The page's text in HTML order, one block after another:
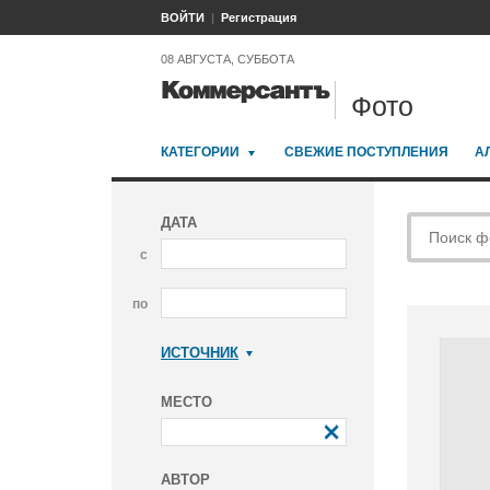
ВОЙТИ Регистрация
08 АВГУСТА, СУББОТА
Фото
КАТЕГОРИИ СВЕЖИЕ ПОСТУПЛЕНИЯ
ДАТА
с
по
ИСТОЧНИК
МЕСТО
АВТОР